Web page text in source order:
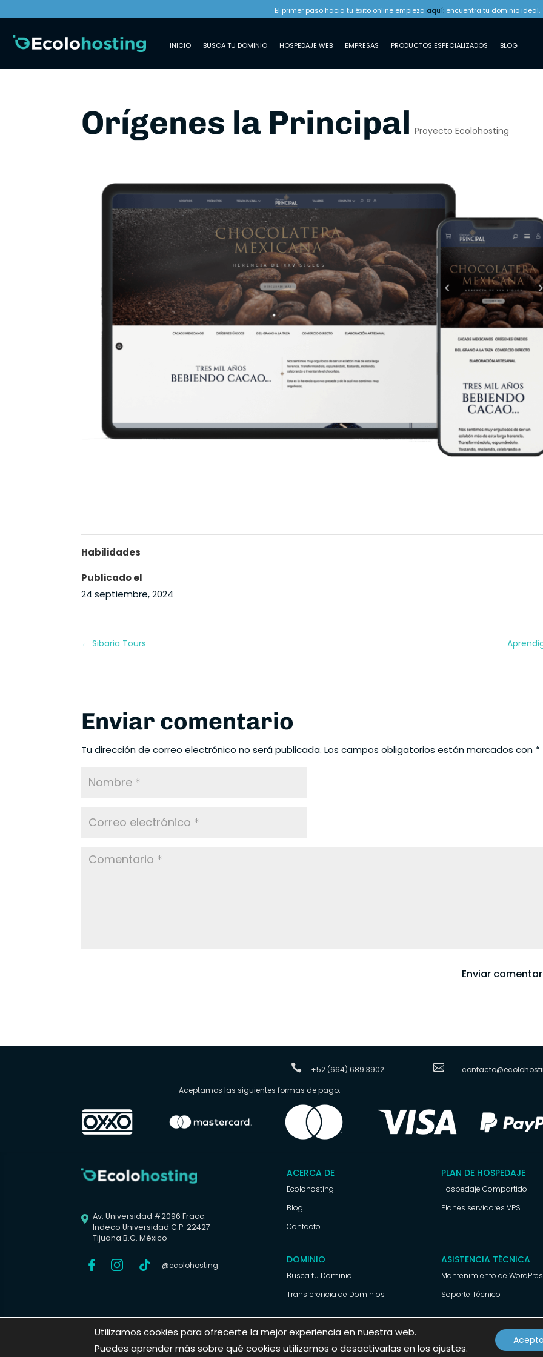
El primer paso hacia tu éxito online empieza aquí: encuentra tu dominio ideal.
INICIO BUSCA TU DOMINIO HOSPEDAJE WEB EMPRESAS PRODUCTOS ESPECIALIZADOS BLOG
Orígenes la Principal Proyecto Ecolohosting
Habilidades
Publicado el
24 septiembre, 2024
← Sibaria Tours
Enviar comentario
Tu dirección de correo electrónico no será publicada. Los campos obligatorios están marcados con *
 +52 (664) 689 3902 
Aceptamos las siguientes formas de pago:
 Av. Universidad #2096 Fracc.
Indeco Universidad C.P. 22427
Tijuana B.C. México
@ecolohosting
ACERCA DE
Ecolohosting
Blog
Contacto
PLAN DE HOSPEDAJE
Hospedaje Compartido
Planes servidores VPS
DOMINIO
Busca tu Dominio
Transferencia de Dominios
ASISTENCIA TÉCNICA
Mantenimiento de
Soporte Técnico
© 2025 Ecolohosting.com Todos los derechos reservados
Utilizamos cookies para ofrecerte la mejor experiencia en nuestra web.
Puedes aprender más sobre qué cookies utilizamos o desactivarlas en los ajustes.
Hola ¿Cómo te puedo ayudar?